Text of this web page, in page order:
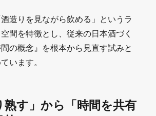
造りを見ながら飲める」というラ
間を特徴とし、従来の日本酒づく
の概念』を根本から見直す試みと
います。
熟す」から「時間を共有